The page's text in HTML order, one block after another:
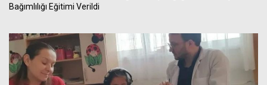
Bağımlılığı Eğitimi Verildi